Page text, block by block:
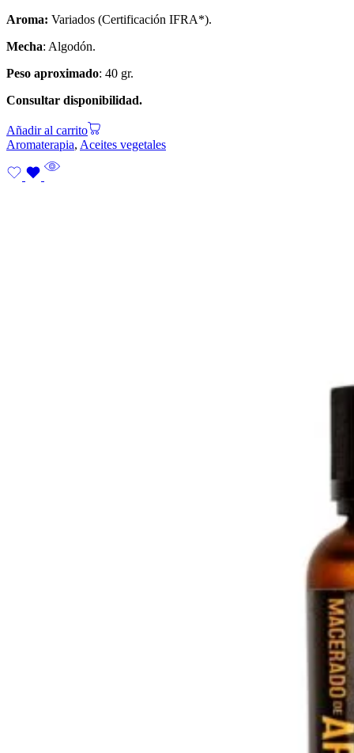
Aroma: Variados (Certificación IFRA*).
Mecha: Algodón.
Peso aproximado: 40 gr.
Consultar disponibilidad.
Añadir al carrito
Aromaterapia, Aceites vegetales